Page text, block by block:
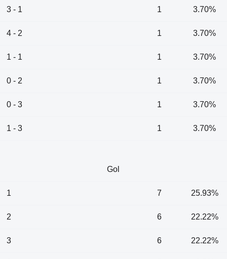
3 - 1 1 3.70%
4 - 2 1 3.70%
1 - 1 1 3.70%
0 - 2 1 3.70%
0 - 3 1 3.70%
1 - 3 1 3.70%
Gol
1 7 25.93%
2 6 22.22%
3 6 22.22%